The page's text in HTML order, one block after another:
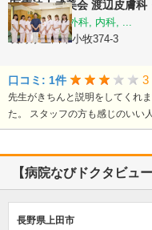
医療法人成美会 渡辺皮膚科
皮膚科, 形成外科, 内科, ...
長野県上田市小牧374-3
口コミ: 1件 3
先生がきちんと説明をしてくれ
た。 スタッフの方も感じのいい
【病院なびドクタビュ
長野県上田市